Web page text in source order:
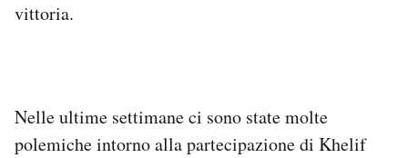
vittoria.
Nelle ultime settimane ci sono state molte
polemiche intorno alla partecipazione di Khelif